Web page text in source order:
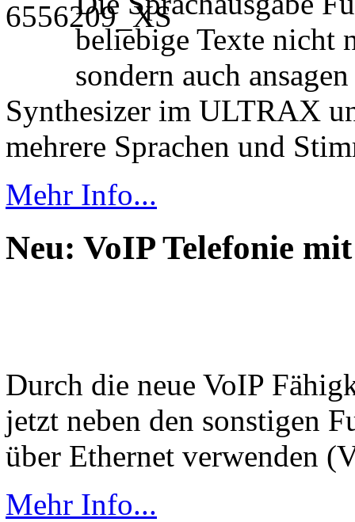
beliebige Texte nicht
sondern auch
Synthesizer im ULTRAX
mehrere Sprachen und
Mehr Info...
Neu: VoIP Telefonie
Durch die neue VoIP
jetzt neben den sonstigen
über Ethernet verwenden
Mehr Info...